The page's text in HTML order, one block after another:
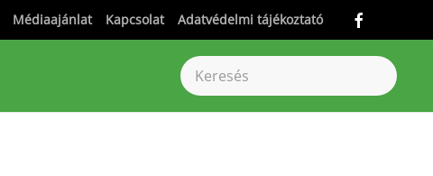
Médiaajánlat Kapcsolat Adatvédelmi tájékoztató